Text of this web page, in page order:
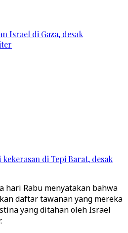
Israel di Gaza, desak
di Tepi Barat, desak
hari Rabu menyatakan bahwa
daftar tawanan yang mereka
yang ditahan oleh Israel